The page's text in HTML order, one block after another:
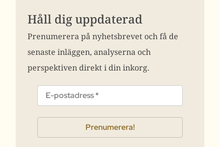
Håll dig uppdaterad
Prenumerera på nyhetsbrevet och få de
senaste inläggen, analyserna och
perspektiven direkt i din inkorg.